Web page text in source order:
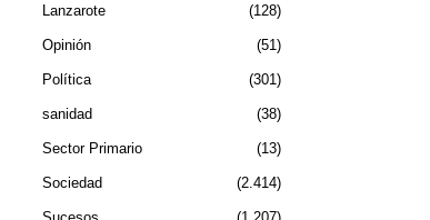
Lanzarote 128
Opinión 51
Política 301
sanidad 38
Sector Primario 13
Sociedad 2.414